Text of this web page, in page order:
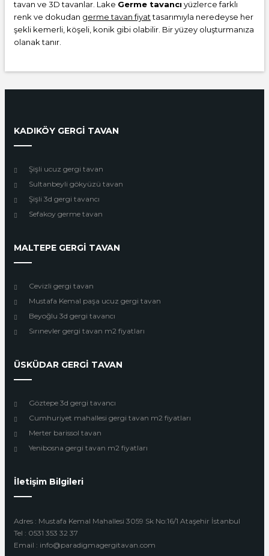
tavan ve 3D tavanlar. Lake Germe tavancı yüzlerce farklı
renk ve dokudan germe tavan fiyattasarımıyla neredeyse her
şekli kemerli, köşeli, konik gibi olabilir. Bir yüzey oluşturmanıza
olanak tanır.
KADIKÖY GERGİ TAVAN
Şişli ucuz gergi tavan
Sultanbeyli gökyüzü tavan
Şişli 3d gergi tavancı
Sefakoy germe tavan
MALTEPE GERGİ TAVAN
Cevizli gergi tavan
Mustafa Kemal paşa ucuz gergi tavan
Beyoğlu 3d gergi tavancı
Sırınevler gergi tavan m2 fiyatları
ÜSKÜDAR GERGİ TAVAN
Göztepe 3d gergi tavancı
Cumhuriyet mahallesi gergi tavan m2 fiyatları
Merter barissol tavan
Yenibosna gergi tavan m2 fiyatları
İletişim Bilgileri
Adres : Mustafa Kemal Mahallesi 3059 Sk No:16/1 Ataşehir İstanbul
Tel : 0531 353 32 37
Email : info@paradigmagergitavan.com